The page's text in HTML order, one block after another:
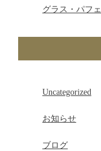
グラス・パフェ
Uncategorized
お知らせ
ブログ